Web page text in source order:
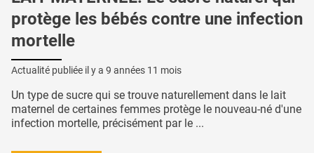
protège les bébés contre une infection
mortelle
Actualité publiée il y a 9 années 11 mois
Un type de sucre qui se trouve naturellement dans le lait
maternel de certaines femmes protège le nouveau-né d'une
infection mortelle, précisément par le ...